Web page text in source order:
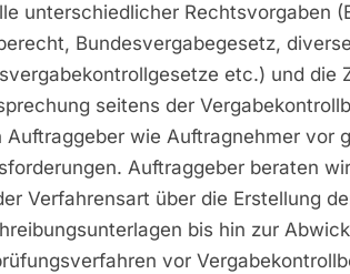
unterschiedlicher Rechtsvorgaben
Bundesvergabegesetz, diverse
etc.) und die
seitens der
Auftraggeber wie Auftragnehmer vor
Auftraggeber beraten
Verfahrensart über die Erstellung
bis hin zur
vor